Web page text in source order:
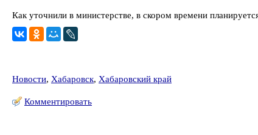
Как уточнили в министерстве, в скором времени
Новости, Хабаровск, Хабаровский край
Комментировать